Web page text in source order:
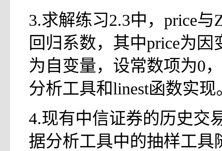
3.求解练习2.3中，price与
回归系数，其中price为因
为自变量，设常数项为0
分析工具和linest函数实现
4.现有中信证券的历史交
据分析工具中的抽样工具